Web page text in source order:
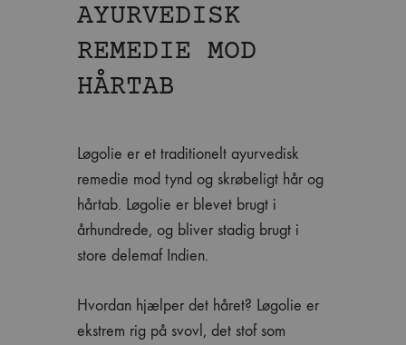
AYURVEDISK
REMEDIE MOD
HÅRTAB
Løgolie er et traditionelt ayurvedisk
remedie mod tynd og skrøbeligt hår og
hårtab. Løgolie er blevet brugt i
århundrede, og bliver stadig brugt i
store delemaf Indien.
Hvordan hjælper det håret? Løgolie er
ekstrem rig på svovl, det stof som